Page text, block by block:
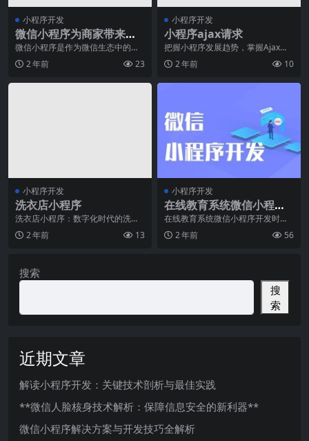
小程序开发
微信小程序为商家带来的
机遇和挑战
微信小程序是作为微信生态中的一
项重要功能而被引入的，它能够为
商家带来许多机遇，同
2 年前 23
小程序开发
小程序ajax请求
把握小程序发展趋势，掌握Ajax请
求技巧近年来，随着移动互联网的
快速发展，小程序
2 年前 10
小程序开发
洗衣店小程序
洗衣店小程序：数字化时代的洗衣
革新随着互联网的普及和移动技术
的迅猛发展，小程序成
2 年前 13
小程序开发
在线教育系统微信小程序
开发平台应注意什么问题
在线教育系统微信小程序开发时，
开发者需要注意许多关键问题。这
些问题不仅会影响应用
2 年前 56
搜索
搜
索
近期文章
解读小程序开发：关键技术剖析与最佳实践
**微信人脸核身技术解析：保障信息安全的新利器**
微信小程序解决方案与开发技巧全解析